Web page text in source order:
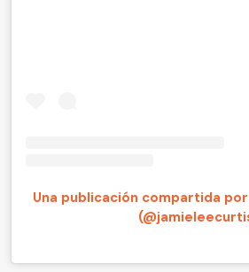
Una publicación compartida